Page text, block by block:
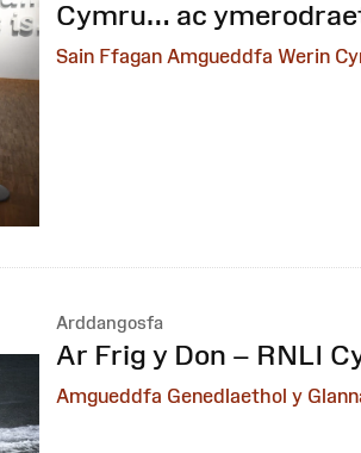
:
Cymru… ac
Sain Ffagan Amgueddfa Werin
Arddangosfa
:
Ar Frig y Don – RNLI
Amgueddfa Genedlaethol y